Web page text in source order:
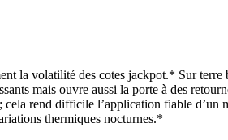
la volatilité des cotes jackpot.* Sur
mais ouvre aussi la porte à des
rend difficile l’application fiable
thermiques nocturnes.*